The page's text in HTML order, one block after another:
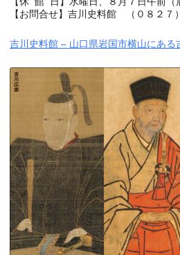
【お問合せ】吉川史料館 （０８２７
吉川史料館 – 山口県岩国市横山にある